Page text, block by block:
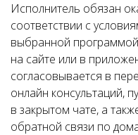
Исполнитель обязан
соответствии с
выбранной программой
на сайте или в
согласовывается в
онлайн консультаций,
в закрытом чате, а
обратной связи по